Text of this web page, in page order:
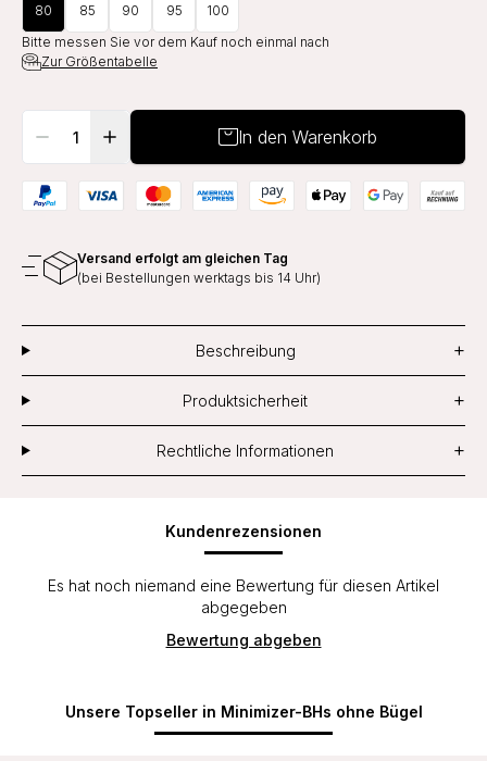
80 85 90 95
100
Bitte messen Sie vor dem Kauf noch einmal nach
Zur Größentabelle
In den Warenkorb
Versand erfolgt am gleichen Tag
(bei Bestellungen werktags bis 14 Uhr)
Beschreibung +
Produktsicherheit +
Rechtliche Informationen +
Kundenrezensionen
Es hat noch niemand eine Bewertung für diesen Artikel
abgegeben
Bewertung abgeben
Unsere Topseller in Minimizer-BHs ohne Bügel